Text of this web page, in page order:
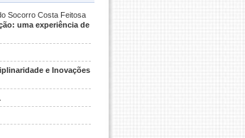
Socorro Costa Feitosa
uma experiência de
e Inovações